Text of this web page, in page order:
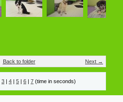
Next →
Back to folder
3 4 5 6 7 (time in seconds)